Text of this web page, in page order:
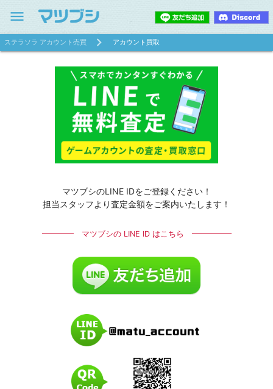
menu
ステラソラ アカウント売買 アカウント買取
マツブシのLINE IDをご登録ください！
担当スタッフより査定金額をご案内いたします！
━━━━ マツブシの LINE ID はこちら ━━━━━